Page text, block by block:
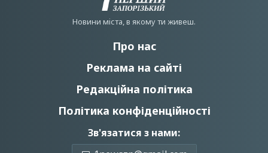
Новини мiста, в якому ти живеш.
Про нас
Реклама на сайті
Редакційна політика
Політика конфіденційності
Зв'язатися з нами: